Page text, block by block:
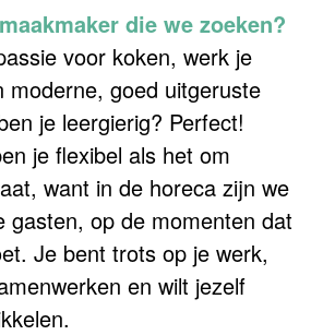
die we zoeken?
voor koken, werk je
moderne, goed uitgeruste
je leergierig? Perfect!
je flexibel als het om
want in de horeca zijn we
gasten, op de momenten dat
Je bent trots op je werk,
en wilt jezelf